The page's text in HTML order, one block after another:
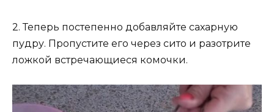
2. Теперь постепенно добавляйте сахарную
пудру. Пропустите его через сито и разотрите
ложкой встречающиеся комочки.